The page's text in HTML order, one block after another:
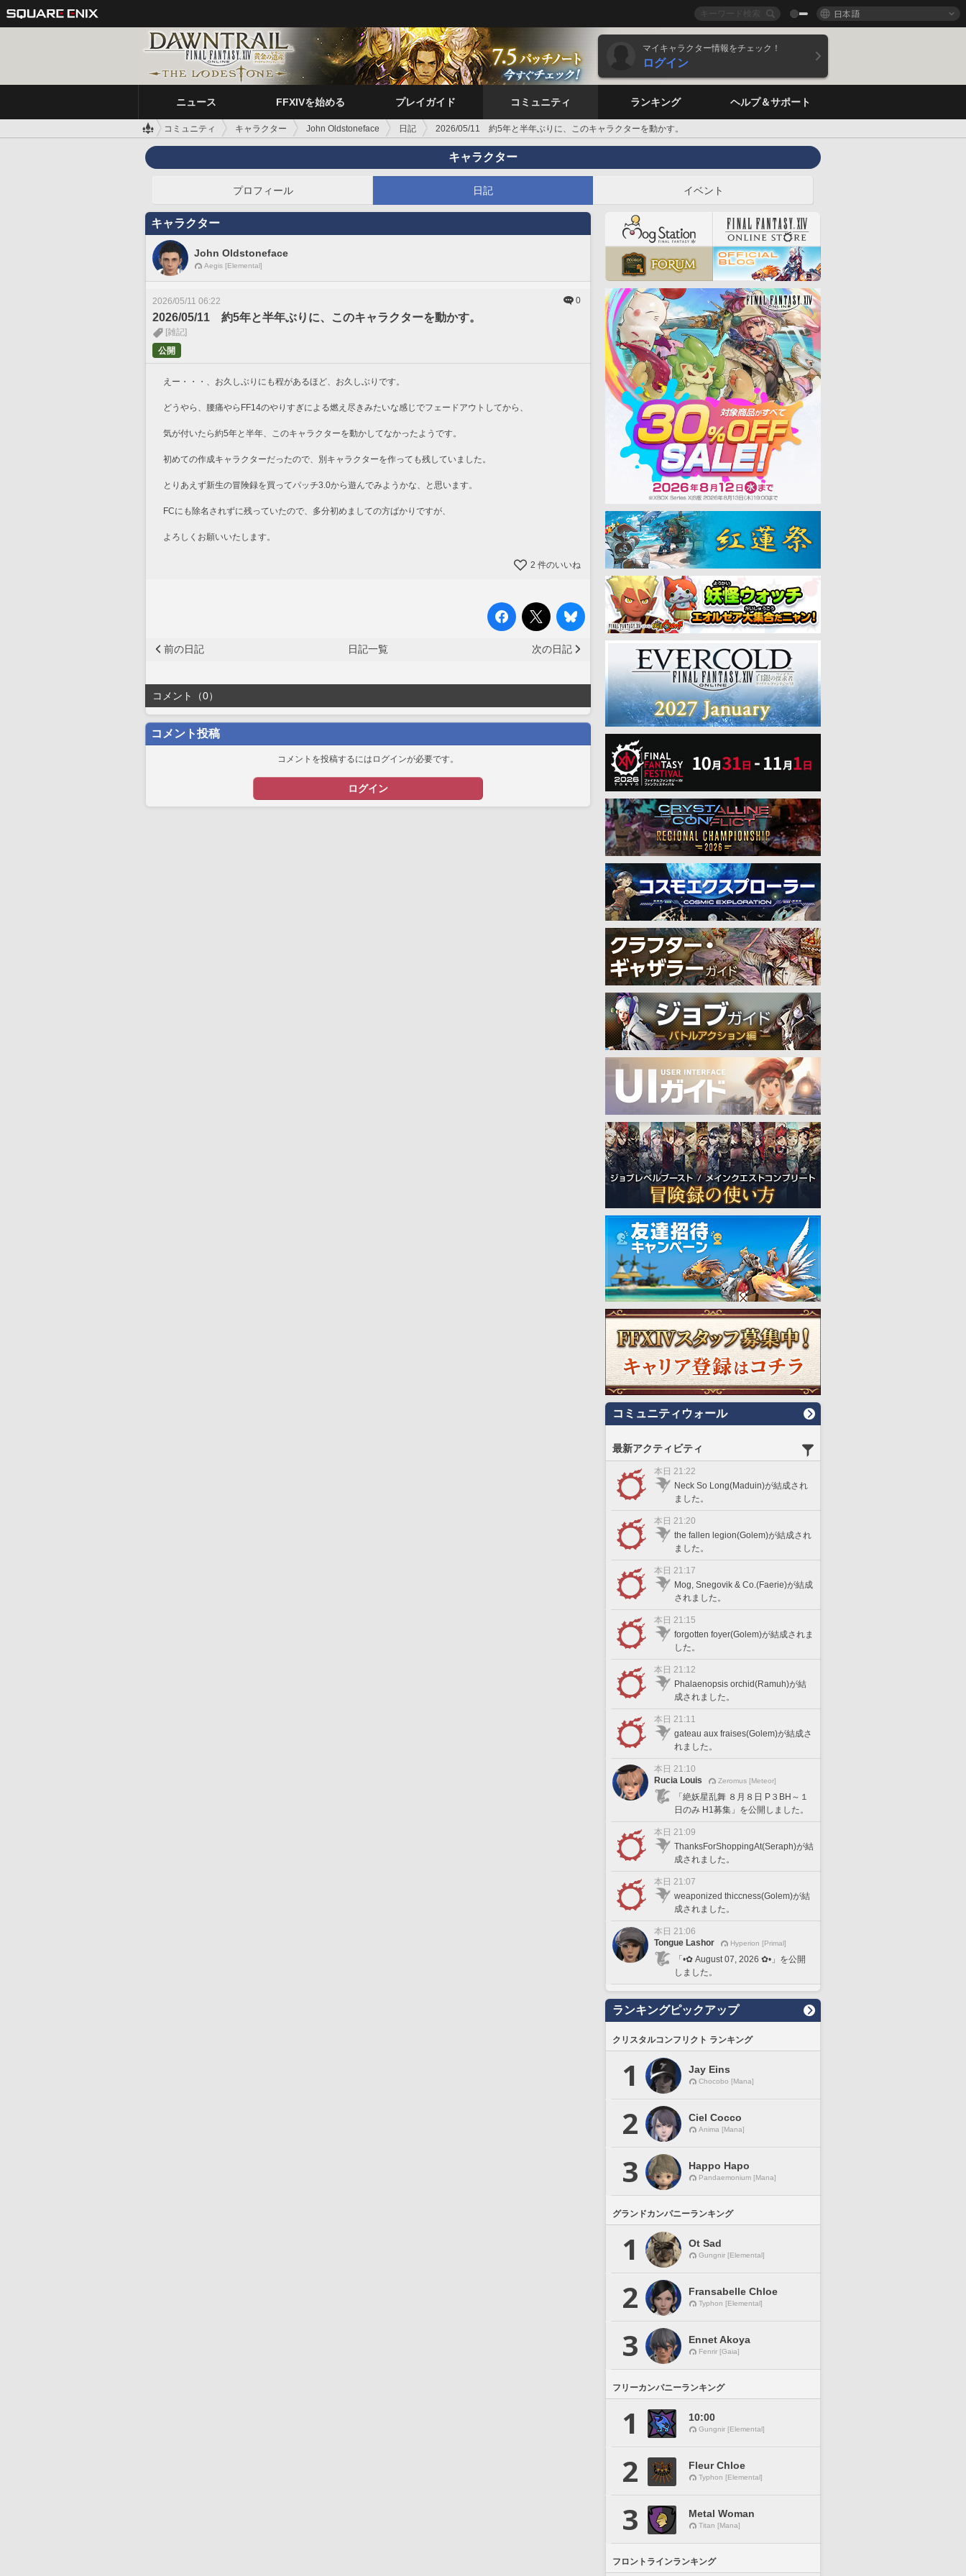
日本語
マイキャラクター情報をチェック！
ログイン
ニュース FFXIVを始める プレイガイド コミュニティ ランキング ヘルプ＆サポート
コミュニティ キャラクター John Oldstoneface 日記 2026/05/11 約5年と半年ぶりに、このキャラクターを動かす。
キャラクター
プロフィール 日記 イベント
キャラクター
John Oldstoneface
Aegis [Elemental]
2026/05/11 06:22 0
2026/05/11 約5年と半年ぶりに、このキャラクターを動かす。
[雑記]
公開
えー・・・、お久しぶりにも程があるほど、お久しぶりです。
どうやら、腰痛やらFF14のやりすぎによる燃え尽きみたいな感じでフェードアウトしてから、
気が付いたら約5年と半年、このキャラクターを動かしてなかったようです。
初めての作成キャラクターだったので、別キャラクターを作っても残していました。
とりあえず新生の冒険録を買ってパッチ3.0から遊んでみようかな、と思います。
FCにも除名されずに残っていたので、多分初めましての方ばかりですが、
よろしくお願いいたします。
2 件のいいね
前の日記 日記一覧 次の日記
コメント（0）
コメント投稿
コメントを投稿するにはログインが必要です。
ログイン
コミュニティウォール
最新アクティビティ
本日 21:22
Neck So Long(Maduin)が結成され
ました。
本日 21:20
the fallen legion(Golem)が結成され
ました。
本日 21:17
Mog, Snegovik & Co.(Faerie)が結成
されました。
本日 21:15
forgotten foyer(Golem)が結成されま
した。
本日 21:12
Phalaenopsis orchid(Ramuh)が結
成されました。
本日 21:11
gateau aux fraises(Golem)が結成さ
れました。
本日 21:10
Rucia Louis
Zeromus [Meteor]
「絶妖星乱舞 ８月８日 P３BH～１
日のみ H1募集」を公開しました。
本日 21:09
ThanksForShoppingAt(Seraph)が結
成されました。
本日 21:07
weaponized thiccness(Golem)が結
成されました。
本日 21:06
Tongue Lashor
Hyperion [Primal]
「•✿ August 07, 2026 ✿•」を公開
しました。
ランキングピックアップ
クリスタルコンフリクト ランキング
1 Jay Eins
Chocobo [Mana]
2 Ciel Cocco
Anima [Mana]
3 Happo Hapo
Pandaemonium [Mana]
グランドカンパニーランキング
1 Ot Sad
Gungnir [Elemental]
2 Fransabelle Chloe
Typhon [Elemental]
3 Ennet Akoya
Fenrir [Gaia]
フリーカンパニーランキング
1 10:00
Gungnir [Elemental]
2 Fleur Chloe
Typhon [Elemental]
3 Metal Woman
Titan [Mana]
フロントラインランキング